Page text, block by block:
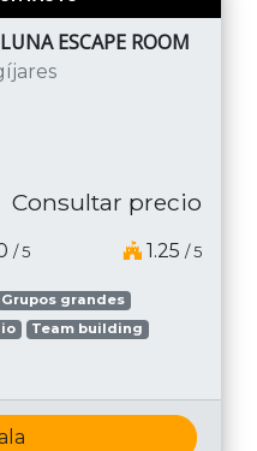
LUNA ESCAPE ROOM
Consultar precio
/ 5 1.25 / 5
Grupos grandes
Team building